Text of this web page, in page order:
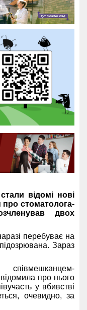
стали відомі нові
про стоматолога-
двох
перебуває на
Зараз
про нього
у вбивстві
очевидно, за